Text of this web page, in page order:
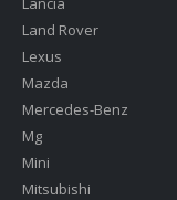
Land Rover
Lexus
Mazda
Mercedes-Benz
Mg
Mini
Mitsubishi